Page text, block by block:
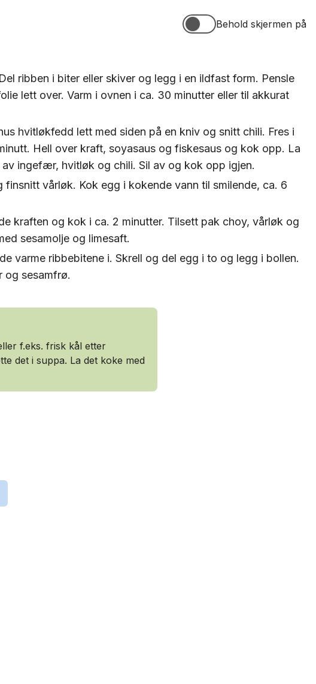
Behold skjermen på
Behold skjermen på
ribben i biter eller skiver og legg i en ildfast form. Pensle
lett over. Varm i ovnen i ca. 30 minutter eller til akkurat
hvitløkfedd lett med siden på en kniv og snitt chili. Fres i
Hell over kraft, soyasaus og fiskesaus og kok opp. La
ingefær, hvitløk og chili. Sil av og kok opp igjen.
finsnitt vårløk. Kok egg i kokende vann til smilende, ca. 6
kraften og kok i ca. 2 minutter. Tilsett pak choy, vårløk og
sesamolje og limesaft.
varme ribbebitene i. Skrell og del egg i to og legg i bollen.
og sesamfrø.
f.eks. frisk kål etter
det i suppa. La det koke med